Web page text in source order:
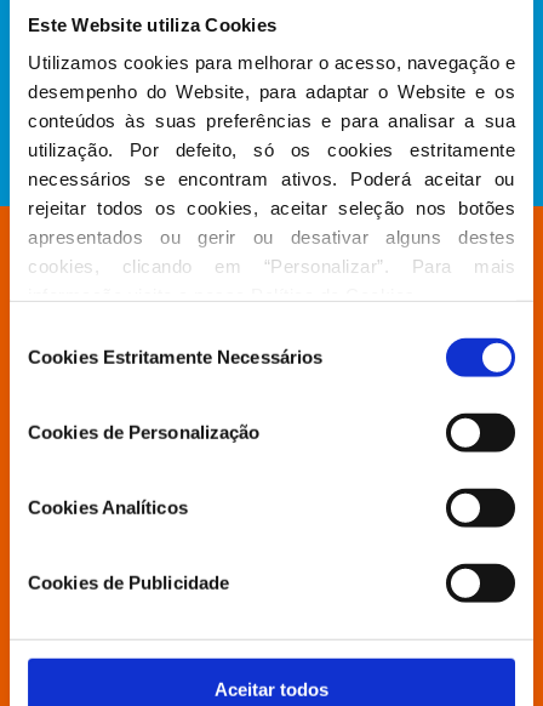
Este Website utiliza Cookies
Utilizamos cookies para melhorar o acesso, navegação e
desempenho do Website, para adaptar o Website e os
conteúdos às suas preferências e para analisar a sua
utilização. Por defeito, só os cookies estritamente
necessários se encontram ativos. Poderá aceitar ou
rejeitar todos os cookies, aceitar seleção nos botões
apresentados ou gerir ou desativar alguns destes
cookies, clicando em “Personalizar”. Para mais
deCookies Estritamente Necessários
Cookies de Personalização
Cookies Analíticos
Cookies de Publicidade
Aceitar todos
Quadros
Carlos Coelho
Composição
os Vice-Presidentes da Comissão Política Nacional, o
Presidente do Grupo Parlamentar e o Secretário-
Está à procura de algo específico?
Grupo Parlamentar